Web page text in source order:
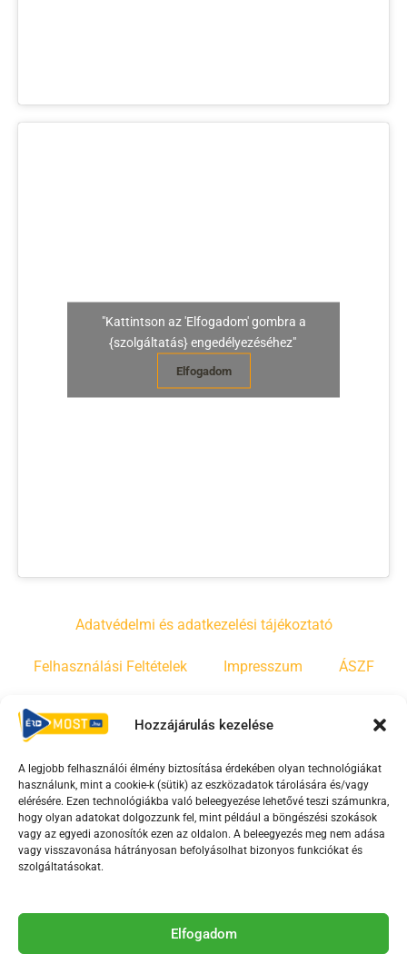
Hozzájárulás kezelése
A legjobb felhasználói élmény biztosítása érdekében olyan technológiákat
használunk, mint a cookie-k (sütik) az eszközadatok tárolására és/vagy
elérésére. Ezen technológiákba való beleegyezése lehetővé teszi számunkra,
hogy olyan adatokat dolgozzunk fel, mint például a böngészési szokások
vagy az egyedi azonosítók ezen az oldalon. A beleegyezés meg nem adása
vagy visszavonása hátrányosan befolyásolhat bizonyos funkciókat és
szolgáltatásokat.
Elfogadom
"Kattintson az 'Elfogadom' gombra a
{szolgáltatás} engedélyezéséhez"
Elfogadom
Adatvédelmi és adatkezelési tájékoztató
Felhasználási Feltételek Impresszum ÁSZF
Irányelvek
F
a
c
e
b
o
Y
o
u
t
u
e
T
i
k
t
Az Érd Média médiaszolgáltatási tevékenységét a
Médiatanács a Magyar Média Mecenatúra program